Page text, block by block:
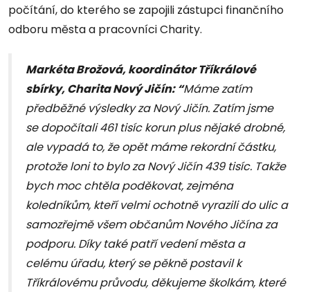
počítání, do kterého se zapojili zástupci finančního
odboru města a pracovníci Charity.
Markéta Brožová, koordinátor Tříkrálové
sbírky, Charita Nový Jičín: “Máme zatím
předběžné výsledky za Nový Jičín. Zatím jsme
se dopočítali 461 tisíc korun plus nějaké drobné,
ale vypadá to, že opět máme rekordní částku,
protože loni to bylo za Nový Jičín 439 tisíc. Takže
bych moc chtěla poděkovat, zejména
koledníkům, kteří velmi ochotně vyrazili do ulic a
samozřejmě všem občanům Nového Jičína za
podporu. Díky také patří vedení města a
celému úřadu, který se pěkně postavil k
Tříkrálovému průvodu, děkujeme školkám, které